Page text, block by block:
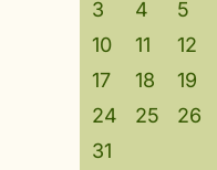
3 4 5
10
11 12
17
18 19
24
25 26
31